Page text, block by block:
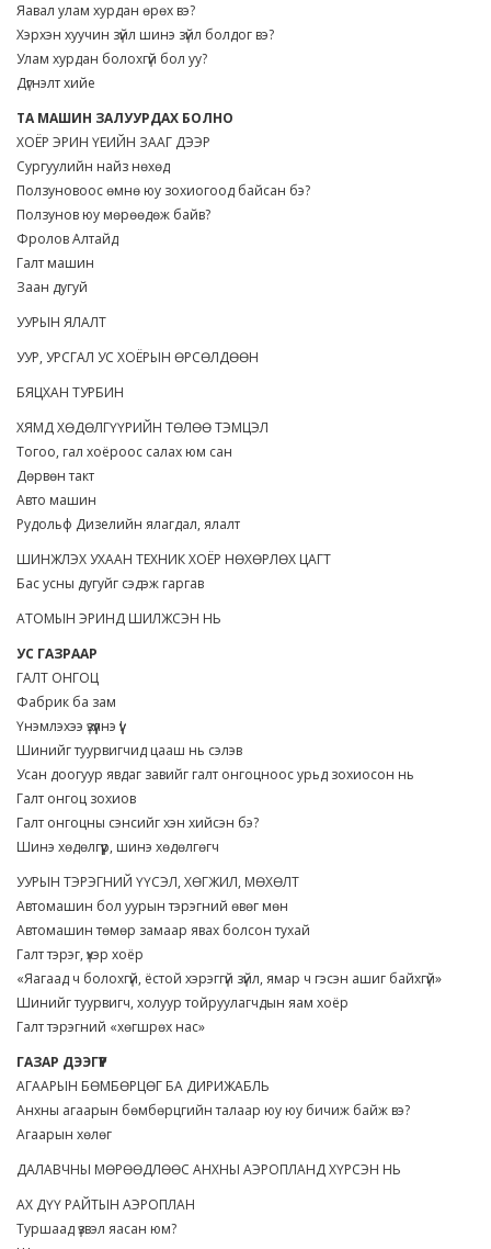
Яавал улам хурдан өрөх вэ?
Хэрхэн хуучин зүйл шинэ зүйл болдог вэ?
Улам хурдан болохгүй бол уу?
Дүгнэлт хийе
ТА МАШИН ЗАЛУУРДАХ БОЛНО
ХОЁР ЭРИН ҮЕИЙН ЗААГ ДЭЭР
Сургуулийн найз нөхөд
Ползуновоос өмнө юу зохиогоод байсан бэ?
Ползунов юу мөрөөдөж байв?
Фролов Алтайд
Галт машин
Заан дугуй
УУРЫН ЯЛАЛТ
УУР, УРСГАЛ УС ХОЁРЫН ӨРСӨЛДӨӨН
БЯЦХАН ТУРБИН
ХЯМД ХӨДӨЛГҮҮРИЙН ТӨЛӨӨ ТЭМЦЭЛ
Тогоо, гал хоёроос салах юм сан
Дөрвөн такт
Авто машин
Рудольф Дизелийн ялагдал, ялалт
ШИНЖЛЭХ УХААН ТЕХНИК ХОЁР НӨХӨРЛӨХ ЦАГТ
Бас усны дугуйг сэдэж гаргав
АТОМЫН ЭРИНД ШИЛЖСЭН НЬ
УС ГАЗРААР
ГАЛТ ОНГОЦ
Фабрик ба зам
Үнэмлэхээ үзүүлнэ үү!
Шинийг туурвигчид цааш нь сэлэв
Усан доогуур явдаг завийг галт онгоцноос урьд зохиосон нь
Галт онгоц зохиов
Галт онгоцны сэнсийг хэн хийсэн бэ?
Шинэ хөдөлгүүр, шинэ хөдөлгөгч
УУРЫН ТЭРЭГНИЙ ҮҮСЭЛ, ХӨГЖИЛ, МӨХӨЛТ
Автомашин бол уурын тэрэгний өвөг мөн
Автомашин төмөр замаар явах болсон тухай
Галт тэрэг, үхэр хоёр
«Яагаад ч болохгүй, ёстой хэрэггүй зүйл, ямар ч гэсэн ашиг байхгүй»
Шинийг туурвигч, холуур тойруулагчдын яам хоёр
Галт тэрэгний «хөгшрөх нас»
ГАЗАР ДЭЭГҮҮР
АГААРЫН БӨМБӨРЦӨГ БА ДИРИЖАБЛЬ
Анхны агаарын бөмбөрцгийн талаар юу юу бичиж байж вэ?
Агаарын хөлөг
ДАЛАВЧНЫ МӨРӨӨДЛӨӨС АНХНЫ АЭРОПЛАНД ХҮРСЭН НЬ
АХ ДҮҮ РАЙТЫН АЭРОПЛАН
Туршаад үзвэл яасан юм?